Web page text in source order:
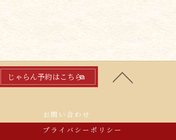
じゃらん予約はこちら
お問い合わせ
プライバシーポリシー